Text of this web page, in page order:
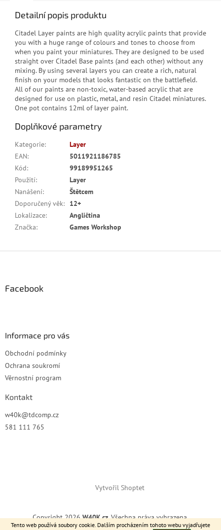
Tento web používá soubory cookie. Dalším procházením tohoto webu vyjadřujete
Detailní popis produktu
Citadel Layer paints are high quality acrylic paints that provide
you with a huge range of colours and tones to choose from
when you paint your miniatures. They are designed to be used
straight over Citadel Base paints (and each other) without any
mixing. By using several layers you can create a rich, natural
finish on your models that looks fantastic on the battlefield.
All of our paints are non-toxic, water-based acrylic that are
designed for use on plastic, metal, and resin Citadel miniatures.
One pot contains 12ml of layer paint.
Doplňkové parametry
Kategorie:
Layer
EAN:
5011921186785
Kód:
99189951265
Použití:
Layer
Nanášení:
Štětcem
Doporučený věk:
12+
Lokalizace:
Angličtina
Značka: Games Workshop
Facebook
Informace pro vás
Obchodní podmínky
Ochrana soukromí
Věrnostní program
Kontakt
w40k@tdcomp.cz
581 111 765
Vytvořil Shoptet
Copyright 2026W40K.cz. Všechna práva vyhrazena.